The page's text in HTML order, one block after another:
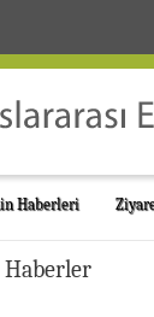
Haberleri
Haberler